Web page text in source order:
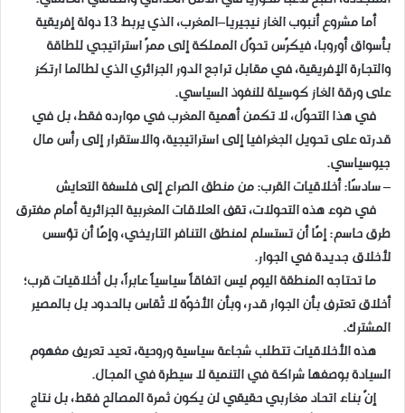
أما مشروع أنبوب الغاز نيجيريا–المغرب، الذي يربط 13 دولة إفريقية
بأسواق أوروبا، فيكرّس تحوّل المملكة إلى ممرّ استراتيجي للطاقة
والتجارة الإفريقية، في مقابل تراجع الدور الجزائري الذي لطالما ارتكز
على ورقة الغاز كوسيلة للنفوذ السياسي.
في هذا التحوّل، لا تكمن أهمية المغرب في موارده فقط، بل في
قدرته على تحويل الجغرافيا إلى استراتيجية، والاستقرار إلى رأس مال
جيوسياسي.
– سادسًا: أخلاقيات القرب: من منطق الصراع إلى فلسفة التعايش
في ضوء هذه التحولات، تقف العلاقات المغربية الجزائرية أمام مفترق
طرق حاسم: إمّا أن تستسلم لمنطق التنافر التاريخي، وإمّا أن تؤسس
لأخلاق جديدة في الجوار.
ما تحتاجه المنطقة اليوم ليس اتفاقاً سياسياً عابراً، بل أخلاقيات قرب؛
أخلاق تعترف بأن الجوار قدر، وبأن الأخوّة لا تُقاس بالحدود بل بالمصير
المشترك.
هذه الأخلاقيات تتطلب شجاعة سياسية وروحية، تعيد تعريف مفهوم
السيادة بوصفها شراكة في التنمية لا سيطرة في المجال.
إنّ بناء اتحاد مغاربي حقيقي لن يكون ثمرة المصالح فقط، بل نتاج